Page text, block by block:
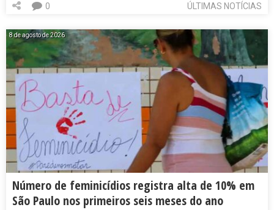
ÚLTIMAS NOTÍCIAS
0
8 de agosto de 2026
Número de feminicídios registra alta de 10% em
São Paulo nos primeiros seis meses do ano